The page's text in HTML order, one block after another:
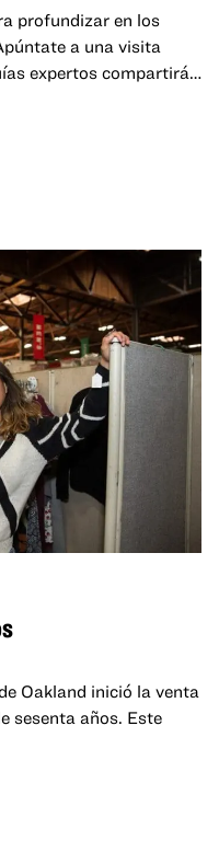
profundizar en los
a una visita
expertos compartirán
del OMCA.
Oakland inició la venta
sesenta años. Este